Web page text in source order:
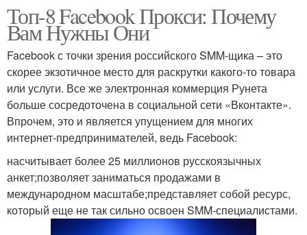
Топ-8 Facebook Прокси: Почему
Вам Нужны Они
Facebook с точки зрения российского SMM-щика – это
скорее экзотичное место для раскрутки какого-то товара
или услуги. Все же электронная коммерция Рунета
больше сосредоточена в социальной сети «Вконтакте».
Впрочем, это и является упущением для многих
интернет-предпринимателей, ведь Facebook:
насчитывает более 25 миллионов русскоязычных
анкет;позволяет заниматься продажами в
международном масштабе;представляет собой ресурс,
который еще не так сильно освоен SMM-специалистами.